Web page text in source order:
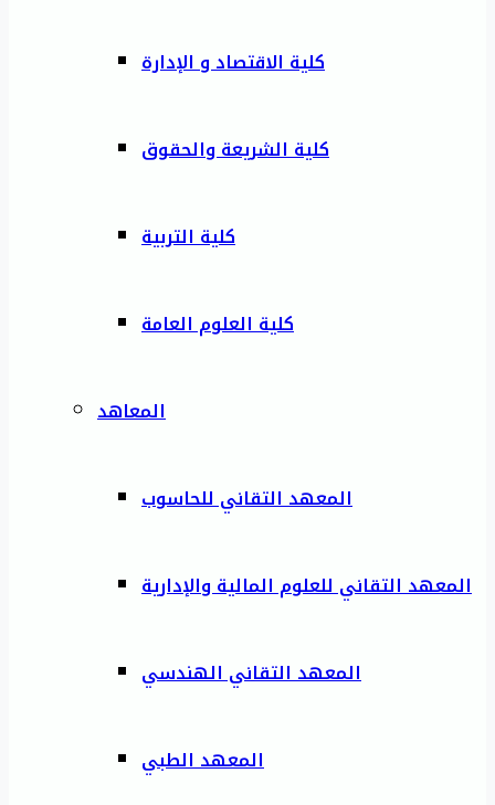
كلية الاقتصاد و الإدارة
كلية الشريعة والحقوق
كلية التربية
كلية العلوم العامة
المعاهد
المعهد التقاني للحاسوب
المعهد التقاني للعلوم المالية والإدارية
المعهد التقاني الهندسي
المعهد الطبي